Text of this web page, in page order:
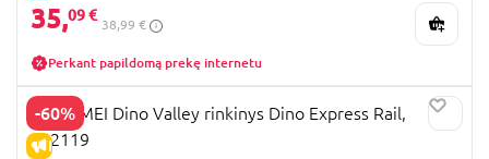
35,09 €
38,99 €
Perkant papildomą prekę internetu
-60%
IŠPARDAVIMAS
CHAP MEI Dino Valley rinkinys Dino Express Rail,
542119